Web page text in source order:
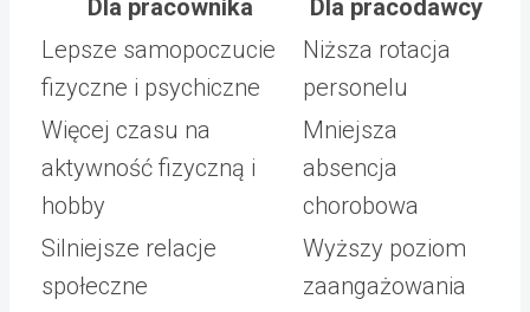
Dla pracownika
Dla pracodawcy
Lepsze samopoczucie
fizyczne i psychiczne
Niższa rotacja
personelu
Więcej czasu na
aktywność fizyczną i
hobby
Mniejsza
absencja
chorobowa
Silniejsze relacje
społeczne
Wyższy poziom
zaangażowania